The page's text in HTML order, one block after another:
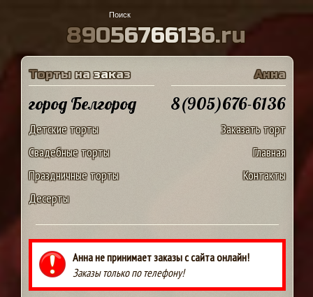
89056766136.ru
Торты на заказ
город Белгород
Детские торты
Свадебные торты
Праздничные торты
Десерты
Анна
8(905)676-6136
Заказать торт
Главная
Контакты
Анна не принимает заказы с сайта онлайн!
Заказы только по телефону!